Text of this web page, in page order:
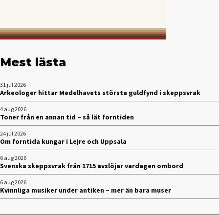
Mest lästa
31 jul 2026
Arkeologer hittar Medelhavets största guldfynd i skeppsvrak
4 aug 2026
Toner från en annan tid – så lät forntiden
24 jul 2026
Om forntida kungar i Lejre och Uppsala
6 aug 2026
Svenska skeppsvrak från 1715 avslöjar vardagen ombord
6 aug 2026
Kvinnliga musiker under antiken – mer än bara muser